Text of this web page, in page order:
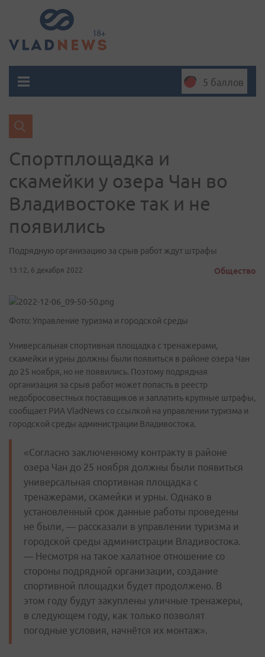
5 баллов
Спортплощадка и
скамейки у озера Чан во
Владивостоке так и не
появились
Подрядную организацию за срыв работ ждут штрафы
13:12, 6 декабря 2022 Общество
Фото: Управление туризма и городской среды
Универсальная спортивная площадка с тренажерами,
скамейки и урны должны были появиться в районе озера Чан
до 25 ноября, но не появились. Поэтому подрядная
организация за срыв работ может попасть в реестр
недобросовестных поставщиков и заплатить крупные штрафы,
сообщает РИА VladNews со ссылкой на управлении туризма и
городской среды администрации Владивостока.
«Согласно заключенному контракту в районе
озера Чан до 25 ноября должны были появиться
универсальная спортивная площадка с
тренажерами, скамейки и урны. Однако в
установленный срок данные работы проведены
не были, — рассказали в управлении туризма и
городской среды администрации Владивостока.
— Несмотря на такое халатное отношение со
стороны подрядной организации, создание
спортивной площадки будет продолжено. В
этом году будут закуплены уличные тренажеры,
в следующем году, как только позволят
погодные условия, начнётся их монтаж».